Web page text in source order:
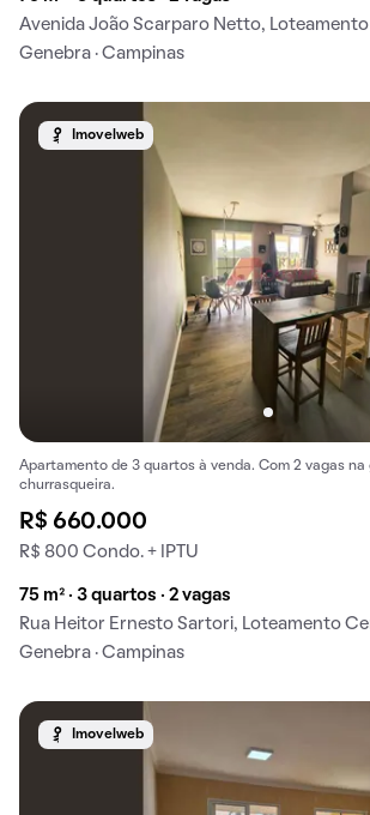
Avenida João Scarparo Netto,
Genebra · Campinas
Imovelweb
Apartamento de 3 quartos à venda. Com 2 vagas na
churrasqueira.
R$ 660.000
R$ 800 Condo. + IPTU
75 m² · 3 quartos · 2 vagas
Rua Heitor Ernesto Sartori, Loteamento
Genebra · Campinas
Imovelweb